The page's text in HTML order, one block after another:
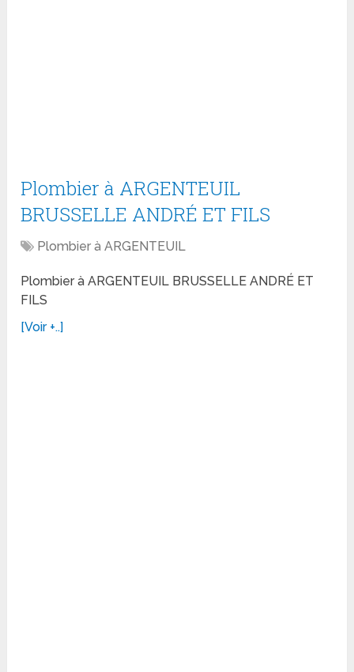
Plombier à ARGENTEUIL
BRUSSELLE ANDRÉ ET FILS
Plombier à ARGENTEUIL
Plombier à ARGENTEUIL BRUSSELLE ANDRÉ ET
FILS
[Voir +..]